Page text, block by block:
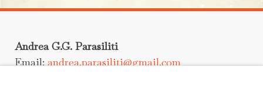
Andrea G.G. Parasiliti
Email:andrea.parasiliti@gmail.com